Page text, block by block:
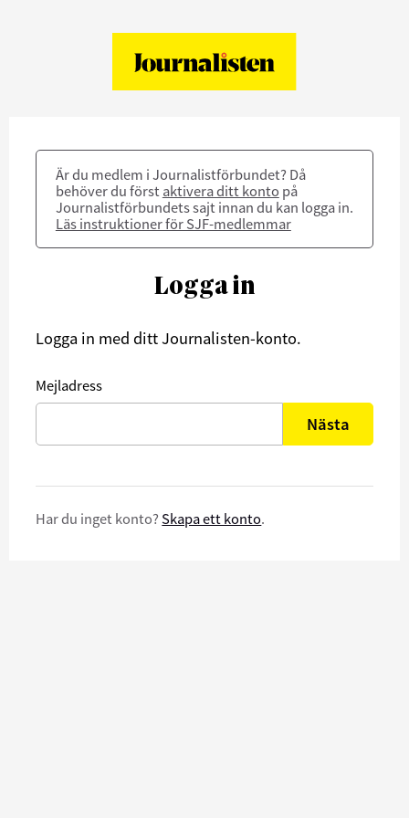
Är du medlem i Journalistförbundet? Då
behöver du först aktivera ditt konto på
Journalistförbundets sajt innan du kan logga in.
Läs instruktioner för SJF-medlemmar
Logga in
Logga in med ditt Journalisten-konto.
Mejladress
Nästa
Har du inget konto? Skapa ett konto.